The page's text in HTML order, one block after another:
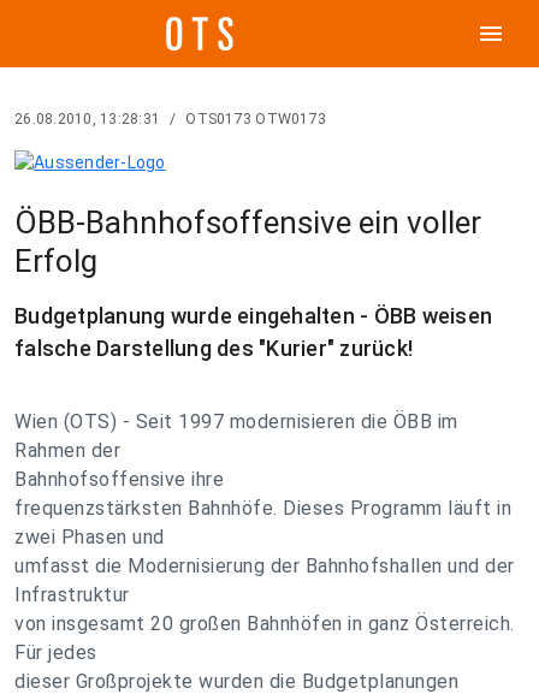
menu
26.08.2010, 13:28:31 / OTS0173 OTW0173
ÖBB-Bahnhofsoffensive ein voller
Erfolg
Budgetplanung wurde eingehalten - ÖBB weisen
falsche Darstellung des "Kurier" zurück!
Wien (OTS) - Seit 1997 modernisieren die ÖBB im
Rahmen der
Bahnhofsoffensive ihre
frequenzstärksten Bahnhöfe. Dieses Programm läuft in
zwei Phasen und
umfasst die Modernisierung der Bahnhofshallen und der
Infrastruktur
von insgesamt 20 großen Bahnhöfen in ganz Österreich.
Für jedes
dieser Großprojekte wurden die Budgetplanungen